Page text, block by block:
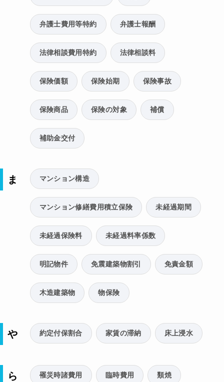
弁護士費用等特約 弁護士報酬
法律相談費用特約 法律相談料
保険価額 保険始期 保険事故
保険商品 保険の対象 補償
補助金交付
ま マンション構造
マンション修繕費用積立保険 未経過期間
未経過保険料 未経過料率係数
明記物件 免震建築物割引 免責金額
木造建築物 物保険
や 約定付保割合 家賃の滞納 床上浸水
ら 罹災時諸費用 臨時費用 類焼